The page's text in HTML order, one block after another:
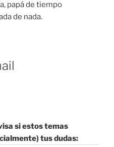
papá de tiempo
de nada.
si estos temas
tus dudas: